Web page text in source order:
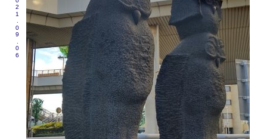
2021.09.06